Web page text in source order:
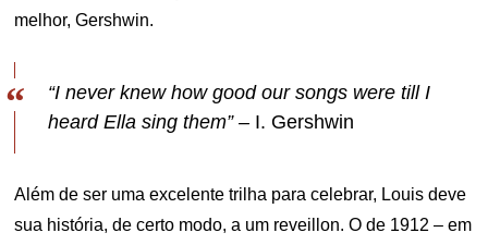
melhor, Gershwin.
“I never knew how good our songs were till I
heard Ella sing them” – I. Gershwin
Além de ser uma excelente trilha para celebrar, Louis deve
sua história, de certo modo, a um reveillon. O de 1912 – em